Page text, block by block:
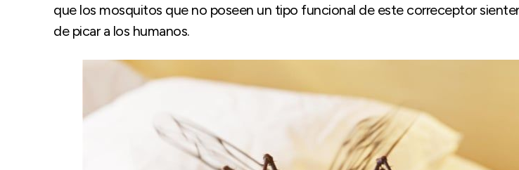
que los mosquitos que no poseen un tipo funcional de este correceptor
de picar a los humanos.